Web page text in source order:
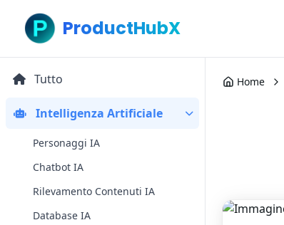
ProductHubX
Tutto
Intelligenza Artificiale
Personaggi IA
Chatbot IA
Rilevamento Contenuti IA
Database IA
Home